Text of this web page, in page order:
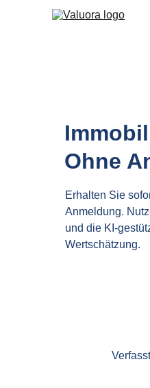
Erhalten Sie
Anmeldung.
und die KI-
Wertschätzung.
Ohne